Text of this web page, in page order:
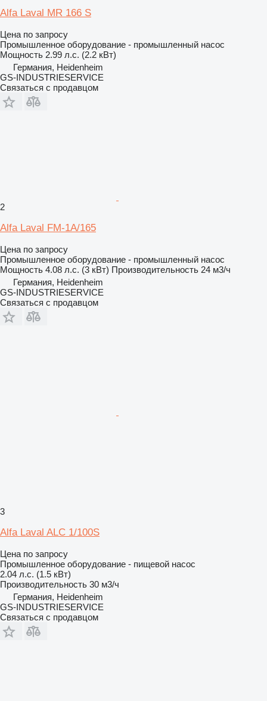
Alfa Laval MR 166 S
Цена по запросу
Промышленное оборудование - промышленный насос
Мощность 2.99 л.с. (2.2 кВт)
Германия, Heidenheim
GS-INDUSTRIESERVICE
Связаться с продавцом
2
Alfa Laval FM-1A/165
Цена по запросу
Промышленное оборудование - промышленный насос
Мощность 4.08 л.с. (3 кВт) Производительность 24 м3/ч
Германия, Heidenheim
GS-INDUSTRIESERVICE
Связаться с продавцом
3
Alfa Laval ALC 1/100S
Цена по запросу
Промышленное оборудование - пищевой насос
2.04 л.с. (1.5 кВт)
Производительность 30 м3/ч
Германия, Heidenheim
GS-INDUSTRIESERVICE
Связаться с продавцом